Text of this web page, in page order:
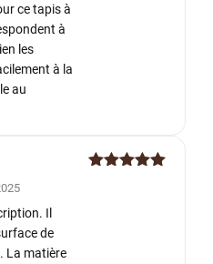
ce tapis à
à
les
à la
au
Il
de
La matière